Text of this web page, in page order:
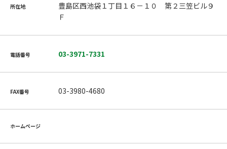
所在地
豊島区西池袋１丁目１６－１０ 第２三笠ビル９
Ｆ
電話番号 03-3971-7331
FAX番号 03-3980-4680
ホームページ